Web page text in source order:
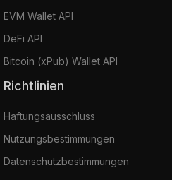
EVM Wallet API
DeFi API
Bitcoin (xPub) Wallet API
Richtlinien
Haftungsausschluss
Nutzungsbestimmungen
Datenschutzbestimmungen